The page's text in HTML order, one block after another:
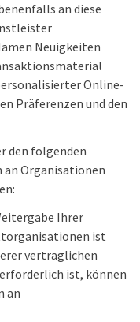
an diese
Neuigkeiten
Online-
Präferenzen und den
den folgenden
an Organisationen
Ihrer
ist
vertraglichen
ist, können
an